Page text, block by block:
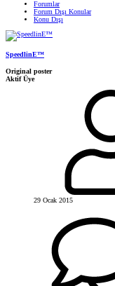
Forumlar
Forum Dışı Konular
Konu Dışı
SpeedlinE™
Original poster
Aktif Üye
29 Ocak 2015